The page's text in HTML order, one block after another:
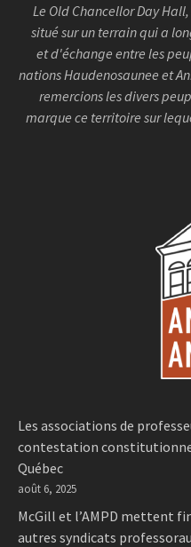
Le Old Chancellor Day
situé sur un terrain qui a
et d'échange entre les
nations Haudenosaunee et
remercions les divers
marque ce territoire sur
Les associations de
contestation
Québec
août 6, 2025
McGill et l’AMPD mettent
autres syndicats